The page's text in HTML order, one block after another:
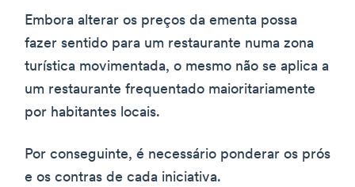
Embora alterar os preços da ementa possa
fazer sentido para um restaurante numa zona
turística movimentada, o mesmo não se aplica a
um restaurante frequentado maioritariamente
por habitantes locais.
Por conseguinte, é necessário ponderar os prós
e os contras de cada iniciativa.